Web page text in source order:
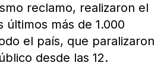
reclamo, realizaron el
últimos más de 1.000
el país, que paralizaron
desde las 12.